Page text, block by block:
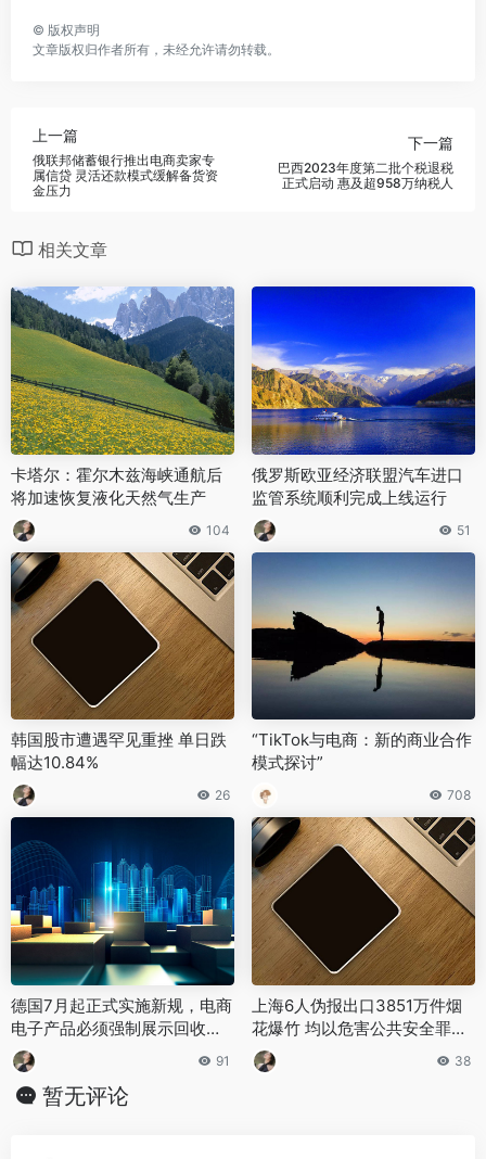
© 版权声明
文章版权归作者所有，未经允许请勿转载。
上一篇
俄联邦储蓄银行推出电商卖家专
属信贷 灵活还款模式缓解备货资
金压力
下一篇
巴西2023年度第二批个税退税
正式启动 惠及超958万纳税人
相关文章
卡塔尔：霍尔木兹海峡通航后
将加速恢复液化天然气生产
104
俄罗斯欧亚经济联盟汽车进口
监管系统顺利完成上线运行
51
韩国股市遭遇罕见重挫 单日跌
幅达10.84%
26
“TikTok与电商：新的商业合作
模式探讨”
708
德国7月起正式实施新规，电商
电子产品必须强制展示回收标
识
91
上海6人伪报出口3851万件烟
花爆竹 均以危害公共安全罪获
实刑
38
暂无评论